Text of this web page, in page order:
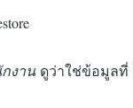
งาน ดูว่าใช่ข้อมูลที่